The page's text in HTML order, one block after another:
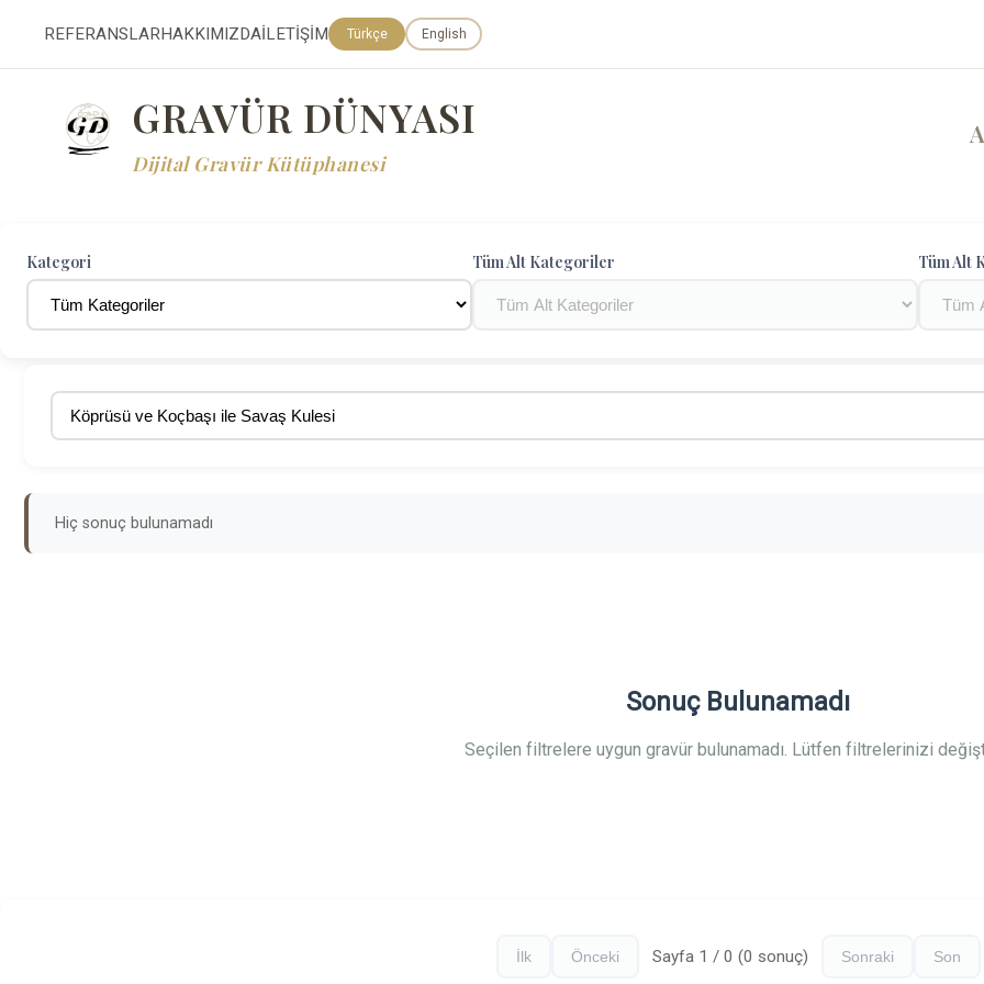
REFERANSLARHAKKIMIZDAİLETİŞİM Türkçe English
GRAVÜR DÜNYASI
Dijital Gravür Kütüphanesi
Kategori Tüm Alt Kategoriler Tüm Alt
Hiç sonuç bulunamadı
Sonuç Bulunamadı
Seçilen filtrelere uygun gravür bulunamadı. Lütfen filtrelerinizi
İlk Önceki Sayfa 1 / 0 (0 sonuç) Sonraki Son